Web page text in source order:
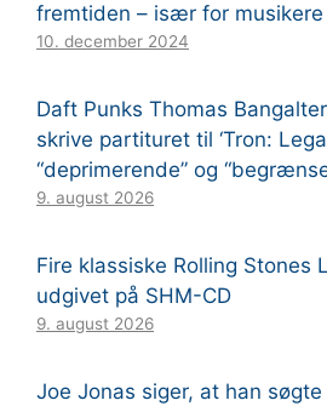
fremtiden – især for musikere
10. december 2024
Daft Punks Thomas
skrive partituret til ‘Tron:
“deprimerende” og
9. august 2026
Fire klassiske Rolling Stones
udgivet på SHM-CD
9. august 2026
Joe Jonas siger, at han